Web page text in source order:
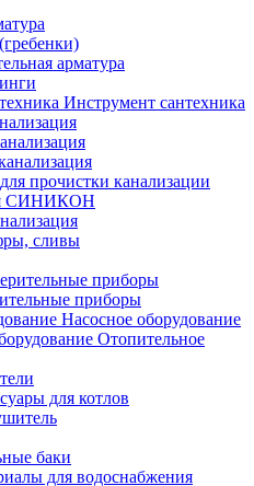
арматура
Инструмент сантехника
прочистки канализации
СИНИКОН
сливы
приборы
Насосное оборудование
Отопительное
для котлов
баки